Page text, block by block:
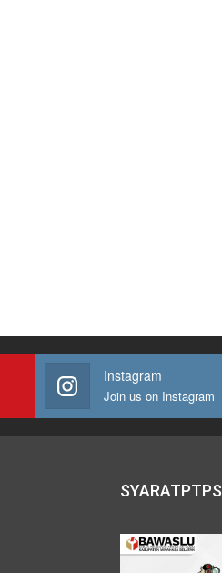
Instagram
Join us on Instagram
SYARATPTPS